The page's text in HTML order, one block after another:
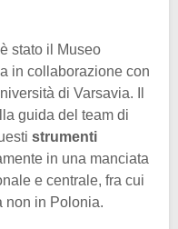
stato il Museo
in collaborazione con
di Varsavia. Il
guida del team di
strumenti
in una manciata
e centrale, fra cui
non in Polonia.